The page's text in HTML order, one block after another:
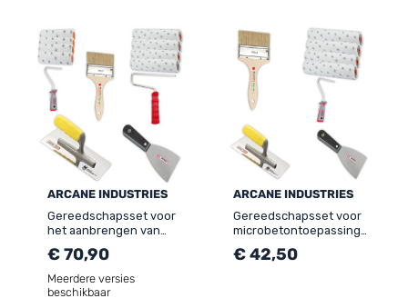
ARCANE INDUSTRIES
Gereedschapsset voor
het aanbrengen van
oppervlakken
€ 70,90
Meerdere versies
beschikbaar
ARCANE INDUSTRIES
Gereedschapsset voor
microbetontoepassing
keuken badkamer
€ 42,50